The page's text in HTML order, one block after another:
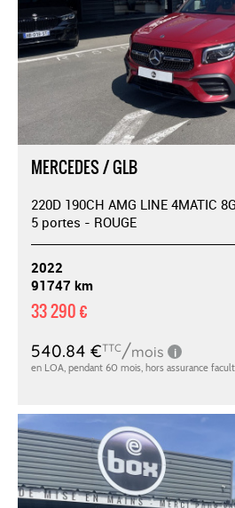
MERCEDES / GLB
220D 190CH AMG LINE 4MATIC
5 portes - ROUGE
2022
91747 km
33 290 €